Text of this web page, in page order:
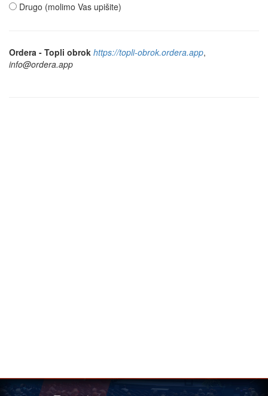
Drugo (molimo Vas upišite)
Ordera - Topli obrok https://topli-obrok.ordera.app,
info@ordera.app